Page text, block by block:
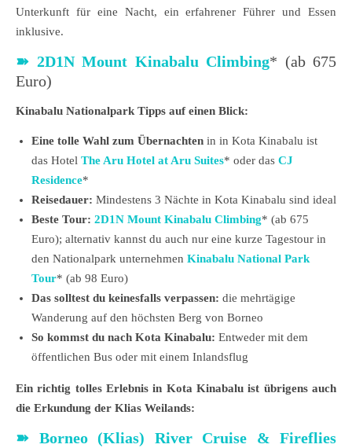
Unterkunft für eine Nacht, ein erfahrener Führer und Essen
inklusive.
➽ 2D1N Mount Kinabalu Climbing* (ab 675
Euro)
Kinabalu Nationalpark Tipps auf einen Blick:
Eine tolle Wahl zum Übernachten in in Kota Kinabalu ist
das Hotel The Aru Hotel at Aru Suites* oder das CJ
Residence*
Reisedauer: Mindestens 3 Nächte in Kota Kinabalu sind ideal
Beste Tour: 2D1N Mount Kinabalu Climbing* (ab 675
Euro); alternativ kannst du auch nur eine kurze Tagestour in
den Nationalpark unternehmen Kinabalu National Park
Tour* (ab 98 Euro)
Das solltest du keinesfalls verpassen: die mehrtägige
Wanderung auf den höchsten Berg von Borneo
So kommst du nach Kota Kinabalu: Entweder mit dem
öffentlichen Bus oder mit einem Inlandsflug
Ein richtig tolles Erlebnis in Kota Kinabalu ist übrigens auch
die Erkundung der Klias Weilands:
➽ Borneo (Klias) River Cruise & Fireflies